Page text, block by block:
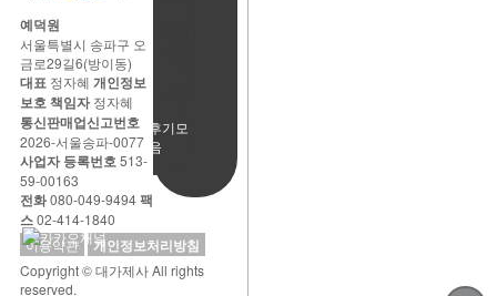
사용후기모
음
예덕원
서울특별시 송파구 오
금로29길6(방이동)
대표 정자혜 개인정보
보호 책임자정자혜
통신판매업신고번호
2026-서울송파-0077
사업자 등록번호513-
59-00163
전화080-049-9494팩
스02-414-1840
이용약관
개인정보처리방침
Copyright © 대가제사 All rights
reserved.